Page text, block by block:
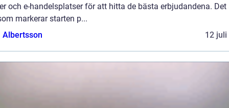
och e-handelsplatser för att hitta de bästa erbjudandena. Det
markerar starten p...
Albertsson
12 juli